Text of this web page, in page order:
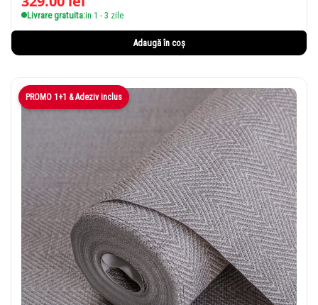
Livrare gratuita:in 1 - 3 zile
Adaugă în coș
PROMO 1+1 & Adeziv inclus